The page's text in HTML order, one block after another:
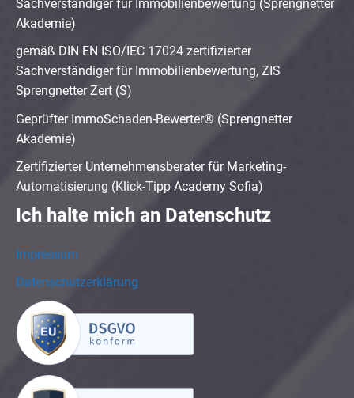
Sachverständiger für Immobilienbewertung (Sprengnetter
Akademie)
gemäß DIN EN ISO/IEC 17024 zertifizierter
Sachverständiger für Immobilienbewertung, ZIS
Sprengnetter Zert (S)
Geprüfter ImmoSchaden-Bewerter® (Sprengnetter
Akademie)
Zertifizierter Unternehmensberater für Marketing-
Automatisierung (Klick-Tipp Academy Sofia)
Ich halte mich an Datenschutz
Impressum
Datenschutzerklärung